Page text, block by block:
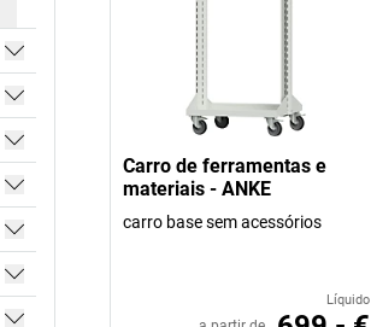
Carro de ferramentas e
materiais - ANKE
carro base sem acessórios
Líquido